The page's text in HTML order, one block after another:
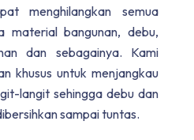
menghilangkan semua
material bangunan, debu,
dan sebagainya. Kami
khusus untuk menjangkau
langit sehingga debu dan
sampai tuntas.